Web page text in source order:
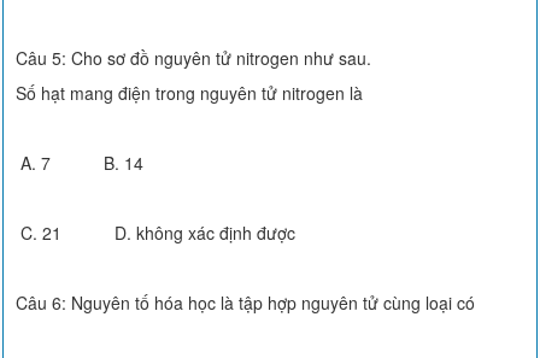
Câu 5: Cho sơ đồ nguyên tử nitrogen như sau.
Số hạt mang điện trong nguyên tử nitrogen là
A. 7 B. 14
C. 21 D. không xác định được
Câu 6: Nguyên tố hóa học là tập hợp nguyên tử cùng loại có